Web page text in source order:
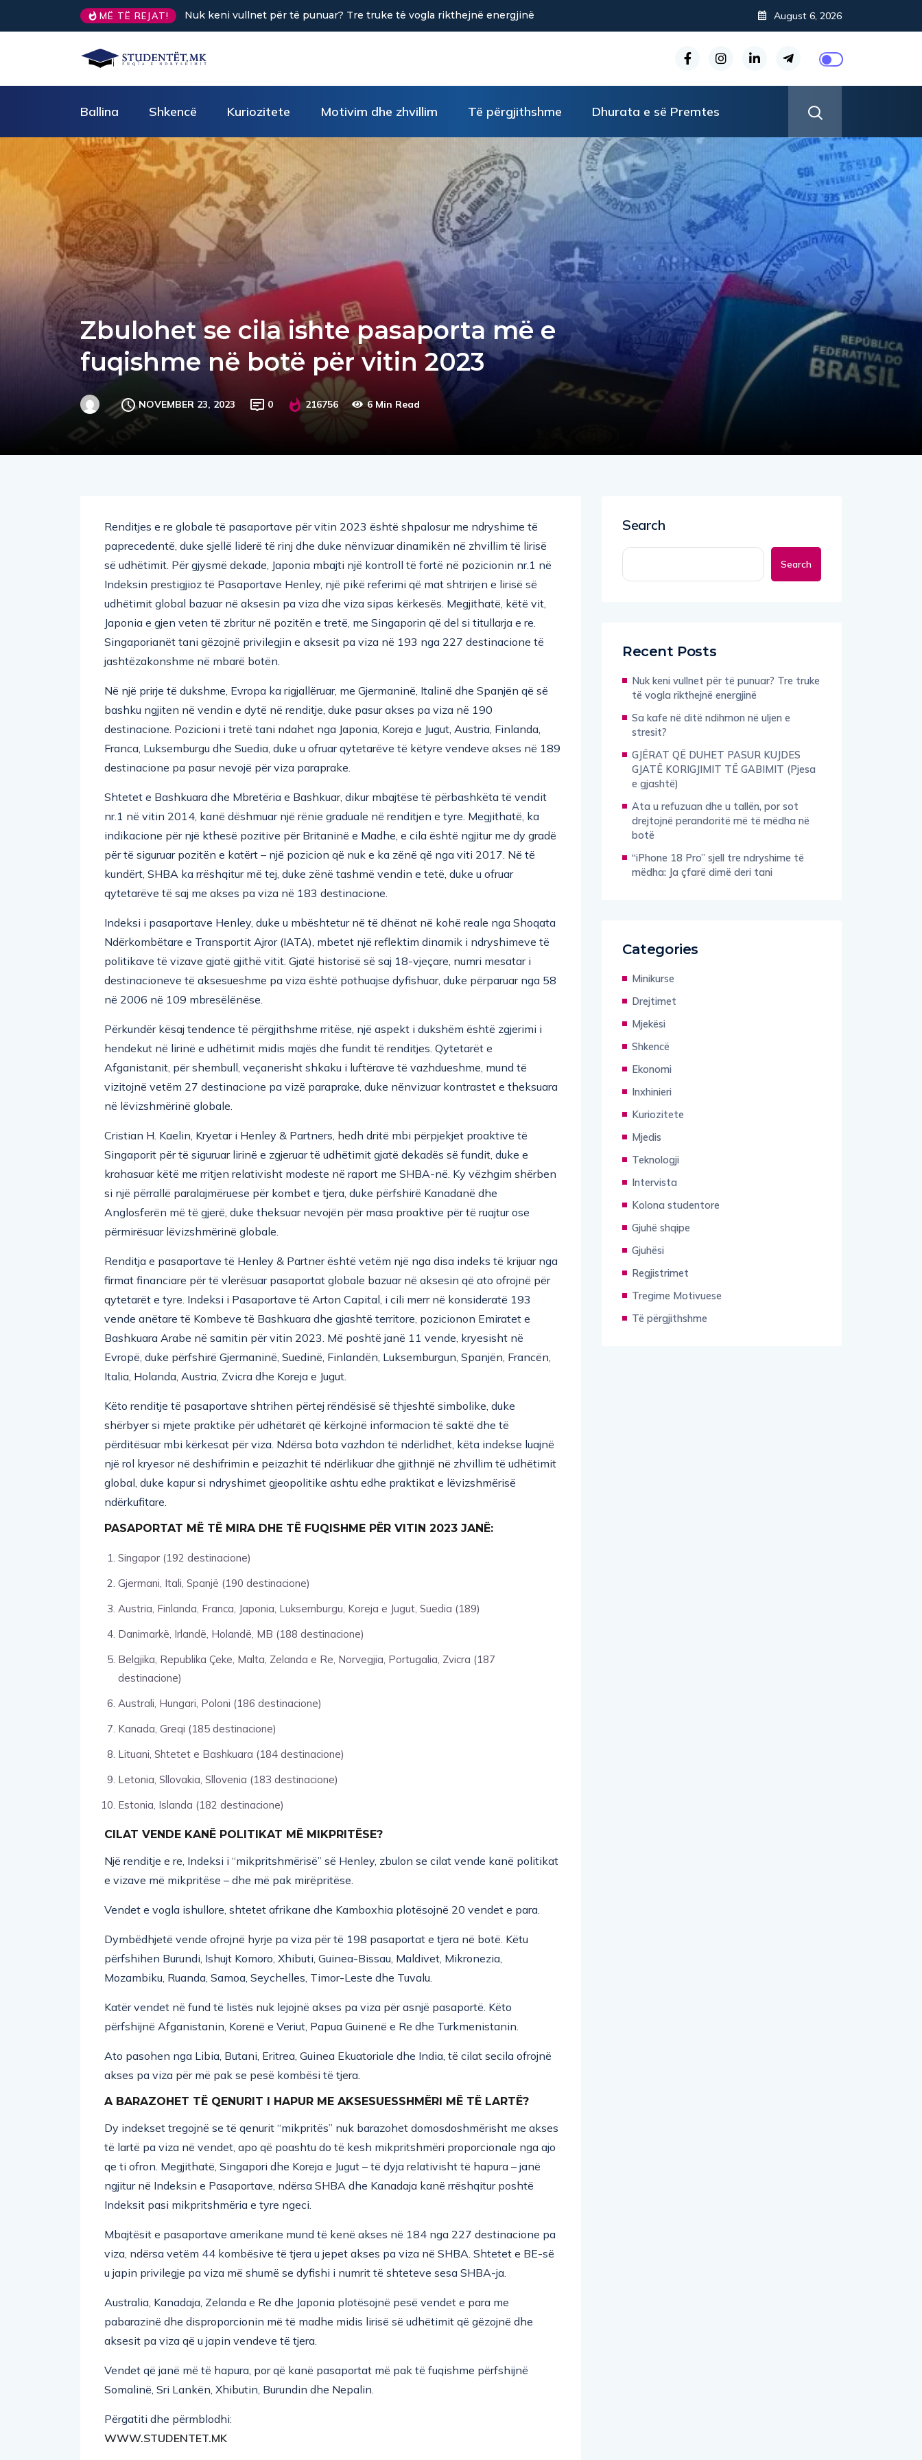
MË TË REJAT! Sa kafe në ditë ndihmon në uljen e stresit? August 6, 2026
Ballina Shkencë Kuriozitete Motivim dhe zhvillim Të përgjithshme Dhurata e së Premtes
Zbulohet se cila ishte pasaporta më e
fuqishme në botë për vitin 2023
NOVEMBER 23, 2023 0 216756 6 Min Read
Renditjes e re globale të pasaportave për vitin 2023 është shpalosur me ndryshime të
paprecedentë, duke sjellë liderë të rinj dhe duke nënvizuar dinamikën në zhvillim të lirisë
së udhëtimit. Për gjysmë dekade, Japonia mbajti një kontroll të fortë në pozicionin nr.1 në
Indeksin prestigjioz të Pasaportave Henley, një pikë referimi që mat shtrirjen e lirisë së
udhëtimit global bazuar në aksesin pa viza dhe viza sipas kërkesës. Megjithatë, këtë vit,
Japonia e gjen veten të zbritur në pozitën e tretë, me Singaporin që del si titullarja e re.
Singaporianët tani gëzojnë privilegjin e aksesit pa viza në 193 nga 227 destinacione të
jashtëzakonshme në mbarë botën.
Në një prirje të dukshme, Evropa ka rigjallëruar, me Gjermaninë, Italinë dhe Spanjën që së
bashku ngjiten në vendin e dytë në renditje, duke pasur akses pa viza në 190
destinacione. Pozicioni i tretë tani ndahet nga Japonia, Koreja e Jugut, Austria, Finlanda,
Franca, Luksemburgu dhe Suedia, duke u ofruar qytetarëve të këtyre vendeve akses në 189
destinacione pa pasur nevojë për viza paraprake.
Shtetet e Bashkuara dhe Mbretëria e Bashkuar, dikur mbajtëse të përbashkëta të vendit
nr.1 në vitin 2014, kanë dëshmuar një rënie graduale në renditjen e tyre. Megjithatë, ka
indikacione për një kthesë pozitive për Britaninë e Madhe, e cila është ngjitur me dy gradë
për të siguruar pozitën e katërt – një pozicion që nuk e ka zënë që nga viti 2017. Në të
kundërt, SHBA ka rrëshqitur më tej, duke zënë tashmë vendin e tetë, duke u ofruar
qytetarëve të saj me akses pa viza në 183 destinacione.
Indeksi i pasaportave Henley, duke u mbështetur në të dhënat në kohë reale nga Shoqata
Ndërkombëtare e Transportit Ajror (IATA), mbetet një reflektim dinamik i ndryshimeve të
politikave të vizave gjatë gjithë vitit. Gjatë historisë së saj 18-vjeçare, numri mesatar i
destinacioneve të aksesueshme pa viza është pothuajse dyfishuar, duke përparuar nga 58
në 2006 në 109 mbresëlënëse.
Përkundër kësaj tendence të përgjithshme rritëse, një aspekt i dukshëm është zgjerimi i
hendekut në lirinë e udhëtimit midis majës dhe fundit të renditjes. Qytetarët e
Afganistanit, për shembull, veçanerisht shkaku i luftërave të vazhdueshme, mund të
vizitojnë vetëm 27 destinacione pa vizë paraprake, duke nënvizuar kontrastet e theksuara
në lëvizshmërinë globale.
Cristian H. Kaelin, Kryetar i Henley & Partners, hedh dritë mbi përpjekjet proaktive të
Singaporit për të siguruar lirinë e zgjeruar të udhëtimit gjatë dekadës së fundit, duke e
krahasuar këtë me rritjen relativisht modeste në raport me SHBA-në. Ky vëzhgim shërben
si një përrallë paralajmëruese për kombet e tjera, duke përfshirë Kanadanë dhe
Anglosferën më të gjerë, duke theksuar nevojën për masa proaktive për të ruajtur ose
përmirësuar lëvizshmërinë globale.
Renditja e pasaportave të Henley & Partner është vetëm një nga disa indeks të krijuar nga
firmat financiare për të vlerësuar pasaportat globale bazuar në aksesin që ato ofrojnë për
qytetarët e tyre. Indeksi i Pasaportave të Arton Capital, i cili merr në konsideratë 193
vende anëtare të Kombeve të Bashkuara dhe gjashtë territore, pozicionon Emiratet e
Bashkuara Arabe në samitin për vitin 2023. Më poshtë janë 11 vende, kryesisht në
Evropë, duke përfshirë Gjermaninë, Suedinë, Finlandën, Luksemburgun, Spanjën, Francën,
Italia, Holanda, Austria, Zvicra dhe Koreja e Jugut.
Këto renditje të pasaportave shtrihen përtej rëndësisë së thjeshtë simbolike, duke
shërbyer si mjete praktike për udhëtarët që kërkojnë informacion të saktë dhe të
përditësuar mbi kërkesat për viza. Ndërsa bota vazhdon të ndërlidhet, këta indekse luajnë
një rol kryesor në deshifrimin e peizazhit të ndërlikuar dhe gjithnjë në zhvillim të udhëtimit
global, duke kapur si ndryshimet gjeopolitike ashtu edhe praktikat e lëvizshmërisë
ndërkufitare.
PASAPORTAT MË TË MIRA DHE TË FUQISHME PËR VITIN 2023 JANË:
Singapor (192 destinacione)
Gjermani, Itali, Spanjë (190 destinacione)
Austria, Finlanda, Franca, Japonia, Luksemburgu, Koreja e Jugut, Suedia (189)
Danimarkë, Irlandë, Holandë, MB (188 destinacione)
Belgjika, Republika Çeke, Malta, Zelanda e Re, Norvegjia, Portugalia, Zvicra (187
destinacione)
Australi, Hungari, Poloni (186 destinacione)
Kanada, Greqi (185 destinacione)
Lituani, Shtetet e Bashkuara (184 destinacione)
Letonia, Sllovakia, Sllovenia (183 destinacione)
Estonia, Islanda (182 destinacione)
CILAT VENDE KANË POLITIKAT MË MIKPRITËSE?
Një renditje e re, Indeksi i “mikpritshmërisë” së Henley, zbulon se cilat vende kanë politikat
e vizave më mikpritëse – dhe më pak mirëpritëse.
Vendet e vogla ishullore, shtetet afrikane dhe Kamboxhia plotësojnë 20 vendet e para.
Dymbëdhjetë vende ofrojnë hyrje pa viza për të 198 pasaportat e tjera në botë. Këtu
përfshihen Burundi, Ishujt Komoro, Xhibuti, Guinea-Bissau, Maldivet, Mikronezia,
Mozambiku, Ruanda, Samoa, Seychelles, Timor-Leste dhe Tuvalu.
Katër vendet në fund të listës nuk lejojnë akses pa viza për asnjë pasaportë. Këto
përfshijnë Afganistanin, Korenë e Veriut, Papua Guinenë e Re dhe Turkmenistanin.
Ato pasohen nga Libia, Butani, Eritrea, Guinea Ekuatoriale dhe India, të cilat secila ofrojnë
akses pa viza për më pak se pesë kombësi të tjera.
A BARAZOHET TË QENURIT I HAPUR ME AKSESUESSHMËRI MË TË LARTË?
Dy indekset tregojnë se të qenurit “mikpritës” nuk barazohet domosdoshmërisht me akses
të lartë pa viza në vendet, apo që poashtu do të kesh mikpritshmëri proporcionale nga ajo
qe ti ofron. Megjithatë, Singapori dhe Koreja e Jugut – të dyja relativisht të hapura – janë
ngjitur në Indeksin e Pasaportave, ndërsa SHBA dhe Kanadaja kanë rrëshqitur poshtë
Indeksit pasi mikpritshmëria e tyre ngeci.
Mbajtësit e pasaportave amerikane mund të kenë akses në 184 nga 227 destinacione pa
viza, ndërsa vetëm 44 kombësive të tjera u jepet akses pa viza në SHBA. Shtetet e BE-së
u japin privilegje pa viza më shumë se dyfishi i numrit të shteteve sesa SHBA-ja.
Australia, Kanadaja, Zelanda e Re dhe Japonia plotësojnë pesë vendet e para me
pabarazinë dhe disproporcionin më të madhe midis lirisë së udhëtimit që gëzojnë dhe
aksesit pa viza që u japin vendeve të tjera.
Vendet që janë më të hapura, por që kanë pasaportat më pak të fuqishme përfshijnë
Somalinë, Sri Lankën, Xhibutin, Burundin dhe Nepalin.
Përgatiti dhe përmblodhi:
WWW.STUDENTET.MK
Search
Search
Recent Posts
Nuk keni vullnet për të punuar? Tre truke
të vogla rikthejnë energjinë
Sa kafe në ditë ndihmon në uljen e
stresit?
GJËRAT QË DUHET PASUR KUJDES
GJATË KORIGJIMIT TË GABIMIT (Pjesa
e gjashtë)
Ata u refuzuan dhe u tallën, por sot
drejtojnë perandoritë më të mëdha në
botë
“iPhone 18 Pro” sjell tre ndryshime të
mëdha: Ja çfarë dimë deri tani
Categories
Minikurse
Drejtimet
Mjekësi
Shkencë
Ekonomi
Inxhinieri
Kuriozitete
Mjedis
Teknologji
Intervista
Kolona studentore
Gjuhë shqipe
Gjuhësi
Regjistrimet
Tregime Motivuese
Të përgjithshme